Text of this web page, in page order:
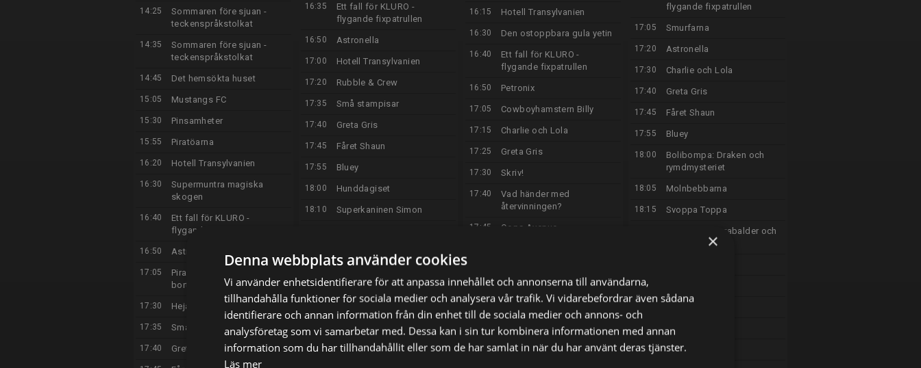
14:25
Sommaren före sjuan -
teckenspråkstolkat
14:35
Sommaren före sjuan -
teckenspråkstolkat
14:45 Det hemsökta huset
15:05 Mustangs FC
15:30 Pinsamheter
15:55 Piratöarna
16:20 Hotell Transylvanien
16:30
Supermuntra magiska
skogen
16:40
Ett fall för KLURO -
flygande fixpatrullen
16:50 Astronella
17:05
Piratmusen Pirr - Det
borttappade skeppet
17:30 Heja! Heja! Billy Bilsson
17:35 Små stampisar
17:40 Greta Gris
16:35
Ett fall för KLURO -
flygande fixpatrullen
16:50 Astronella
17:00 Hotell Transylvanien
17:20 Rubble & Crew
17:35 Små stampisar
17:40 Greta Gris
17:45 Fåret Shaun
17:55 Bluey
18:00 Hunddagiset
18:10 Superkaninen Simon
18:20 PAW Patrol
18:30
Robin Hoods rabalder och
rackartyg
18:45 Sommarlov
Äppelberga
16:15 Hotell Transylvanien
16:30 Den ostoppbara gula yetin
16:40
Ett fall för KLURO -
flygande fixpatrullen
16:50 Petronix
17:05 Cowboyhamstern Billy
17:15 Charlie och Lola
17:25 Greta Gris
17:30 Skriv!
17:40
Vad händer med
återvinningen?
17:45 Oops Avenue
maskinerna
18:05 Doktor McStuffins
Farmarligan
18:45 Sommarlov
flygande fixpatrullen
17:05 Smurfarna
17:20 Astronella
17:30 Charlie och Lola
17:40 Greta Gris
17:45 Fåret Shaun
17:55 Bluey
18:00
Bolibompa: Draken och
rymdmysteriet
18:05 Molnbebbarna
18:15 Svoppa Toppa
Robin Hoods rabalder och
18:50
19:30 Backstage
19:50 Livet på botten
×
Denna webbplats använder cookies
Vi använder enhetsidentifierare för att anpassa innehållet och annonserna till användarna,
tillhandahålla funktioner för sociala medier och analysera vår trafik. Vi vidarebefordrar även sådana
identifierare och annan information från din enhet till de sociala medier och annons- och
analysföretag som vi samarbetar med. Dessa kan i sin tur kombinera informationen med annan
information som du har tillhandahållit eller som de har samlat in när du har använt deras tjänster.
Läs mer